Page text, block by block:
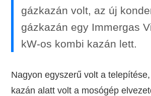
gázkazán volt, az új
gázkazán egy Immergas
kW-os kombi kazán lett.
Nagyon egyszerű volt a
kazán alatt volt a mosógép